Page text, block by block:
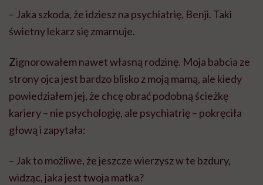
– Jaka szkoda, że idziesz na psychiatrię, Benji. Taki
świetny lekarz się zmarnuje.
Zignorowałem nawet własną rodzinę. Moja babcia ze
strony ojca jest bardzo blisko z moją mamą, ale kiedy
powiedziałem jej, że chcę obrać podobną ścieżkę
kariery – nie psychologię, ale psychiatrię – pokręciła
głową i zapytała:
– Jak to możliwe, że jeszcze wierzysz w te bzdury,
widząc, jaka jest twoja matka?